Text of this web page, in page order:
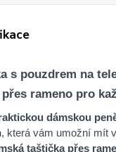
s pouzdrem na
rameno pro
dámskou
, která vám umožní mít
taštička přes